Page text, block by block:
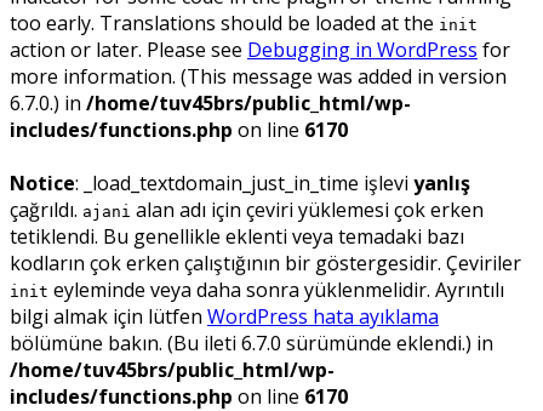
too early. Translations should be loaded at the init
action or later. Please see Debugging in WordPress for
more information. (This message was added in version
6.7.0.) in /home/tuv45brs/public_html/wp-
includes/functions.php on line 6170
Notice: _load_textdomain_just_in_time işlevi yanlış
çağrıldı. ajani alan adı için çeviri yüklemesi çok erken
tetiklendi. Bu genellikle eklenti veya temadaki bazı
kodların çok erken çalıştığının bir göstergesidir. Çeviriler
init eyleminde veya daha sonra yüklenmelidir. Ayrıntılı
bilgi almak için lütfen WordPress hata ayıklama
bölümüne bakın. (Bu ileti 6.7.0 sürümünde eklendi.) in
/home/tuv45brs/public_html/wp-
includes/functions.php on line 6170